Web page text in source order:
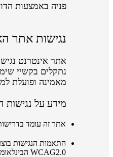
פניה באמצעות הדואר:
נגישות אתר
מאמינה ופועלת
מידע על נגישות
אתר זה עומד בדרישות
התאמות הנגישות
WCAG2.0 הבינלאומי.